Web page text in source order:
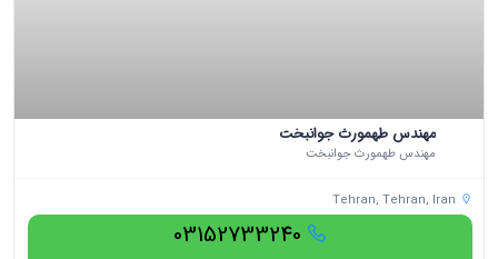
مهندس طهمورث جوانبخت
مهندس طهمورث جوانبخت
Tehran, Tehran, Iran
03152733240